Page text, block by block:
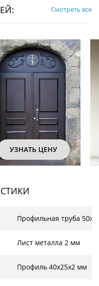
Смотреть все
УЗНАТЬ ЦЕНУ
Профильная труба
Лист металла 2 мм
Профиль 40х25х2 мм